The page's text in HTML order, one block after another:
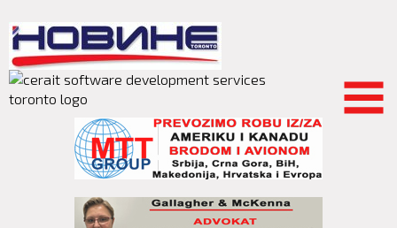
main
content